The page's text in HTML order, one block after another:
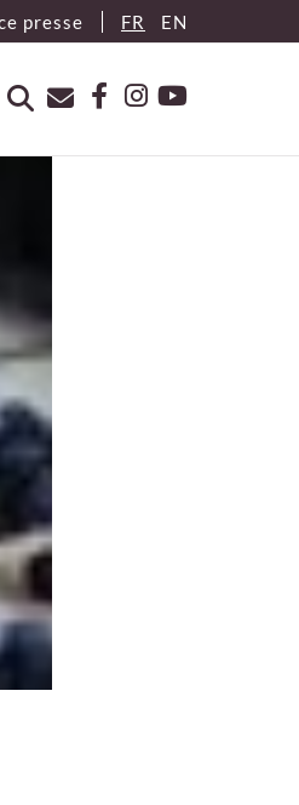
presse FR EN